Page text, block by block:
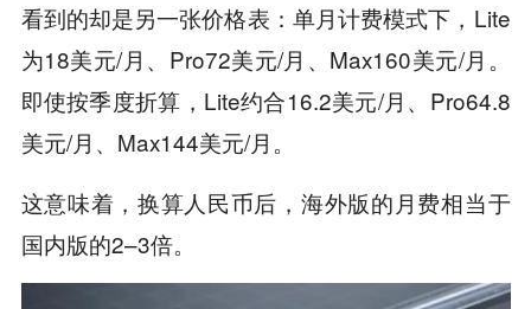
看到的却是另一张价格表：单月计费模式下，Lite
为18美元/月、Pro72美元/月、Max160美元/月。
即使按季度折算，Lite约合16.2美元/月、Pro64.8
美元/月、Max144美元/月。
这意味着，换算人民币后，海外版的月费相当于
国内版的2–3倍。